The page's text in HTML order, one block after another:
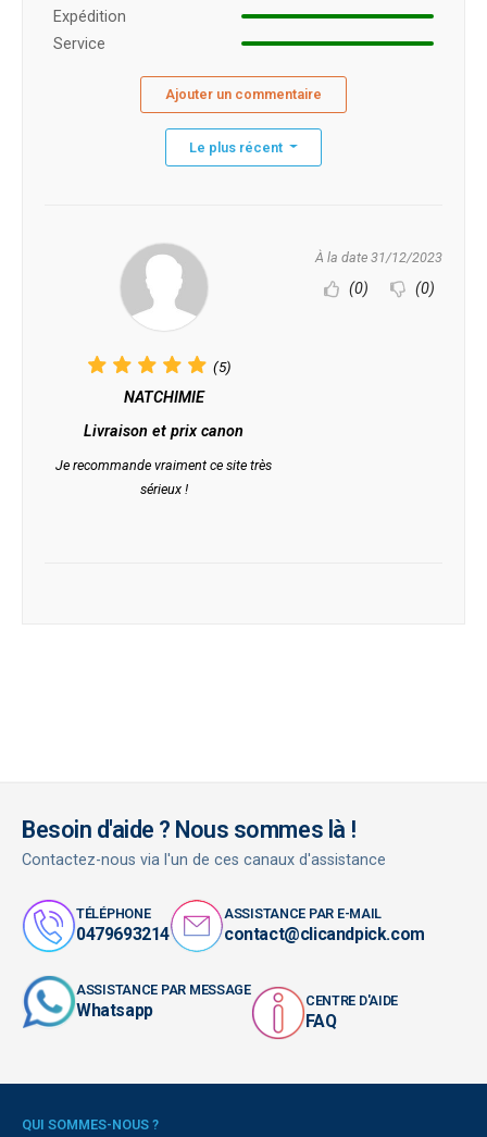
Expédition
Service
Ajouter un commentaire
Le plus récent
(5)
NATCHIMIE
Livraison et prix canon
Je recommande vraiment ce site très
sérieux !
À la date 31/12/2023
(0) (0)
Besoin d'aide ? Nous sommes là !
Contactez-nous via l'un de ces canaux d'assistance
TÉLÉPHONE
0479693214
ASSISTANCE PAR E-MAIL
contact@clicandpick.com
ASSISTANCE PAR MESSAGE
Whatsapp CENTRE D'AIDE
FAQ
QUI SOMMES-NOUS ?